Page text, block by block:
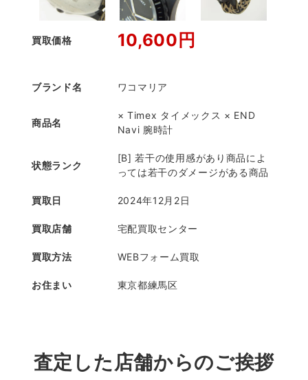
買取価格 10,600円
ブランド名 ワコマリア
商品名
× Timex タイメックス × END
Navi 腕時計
状態ランク
[B] 若干の使用感があり商品によ
っては若干のダメージがある商品
買取日 2024年12月2日
買取店舗 宅配買取センター
買取方法 WEBフォーム買取
お住まい 東京都練馬区
査定した店舗からのご挨拶